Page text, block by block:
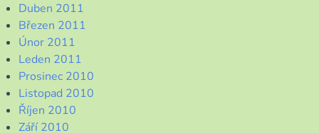
Duben 2011
Březen 2011
Únor 2011
Leden 2011
Prosinec 2010
Listopad 2010
Říjen 2010
Září 2010